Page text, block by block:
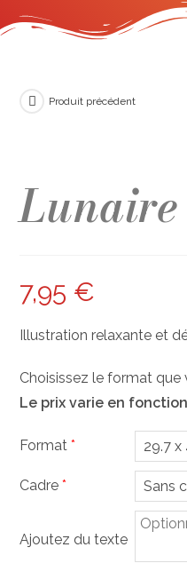
Produit précédent
7,95 €
Illustration relaxante et
Choisissez le format que
Le prix varie en
Format*
Cadre*
Ajoutez du texte